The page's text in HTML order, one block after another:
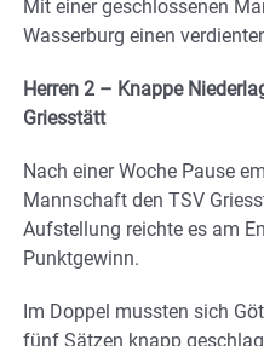
Mit einer geschlossenen
Wasserburg einen
Herren 2 – Knappe
Griesstätt
Nach einer Woche Pause
Mannschaft den TSV
Aufstellung reichte es am
Punktgewinn.
Im Doppel mussten sich
fünf Sätzen knapp